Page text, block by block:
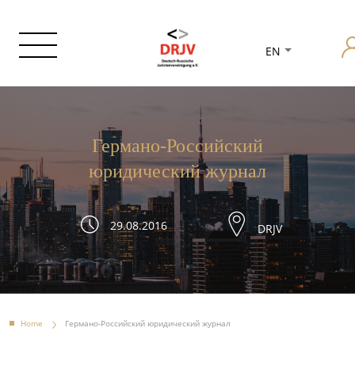
EN
Германо-Российский
юридический журнал
29.08.2016 DRJV
Home Германо-Российский юридический журнал